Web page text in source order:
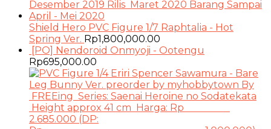
Shield Hero PVC Figure 1/7 Raphtalia - Hot
Spring Ver. Rp1,800,000.00
[PO] Nendoroid Onmyoji - Ootengu
Rp695,000.00